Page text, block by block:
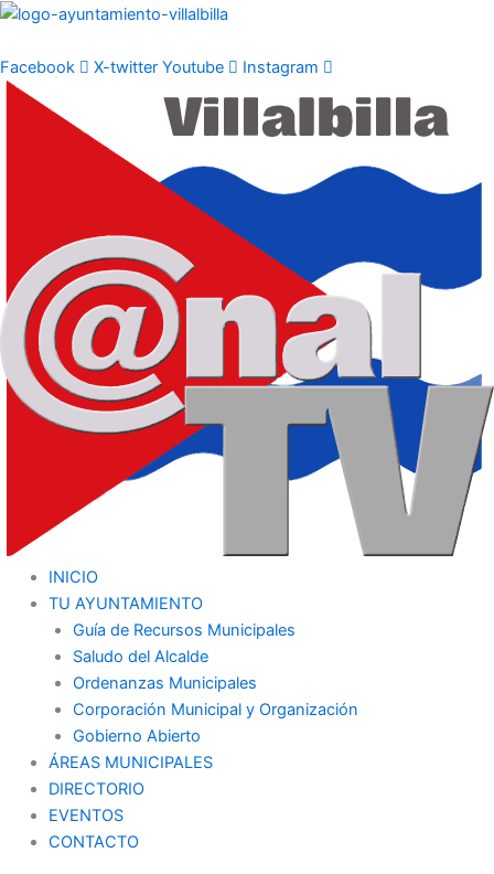
Ir
contenido
Facebook X-twitter Youtube Instagram
INICIO
TU AYUNTAMIENTO
Guía de Recursos Municipales
Saludo del Alcalde
Ordenanzas Municipales
Corporación Municipal y Organización
Gobierno Abierto
ÁREAS MUNICIPALES
DIRECTORIO
EVENTOS
CONTACTO